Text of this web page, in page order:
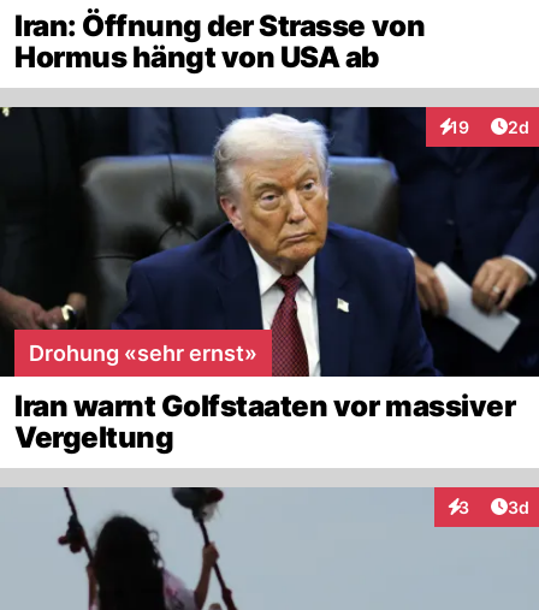
Iran: Öffnung der Strasse von
Hormus hängt von USA ab
19
Interaktionen
2d
Drohung «sehr ernst»
Iran warnt Golfstaaten vor massiver
Vergeltung
3 3d